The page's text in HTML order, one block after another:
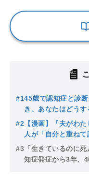
#145歳で認知症と診
き、あなたはどう
忘れる日まで」
#2 【漫画】『夫がわ
人が「自分と重ね
若年性認知症をリ
#3 「生きているのに
知症発症から3年、